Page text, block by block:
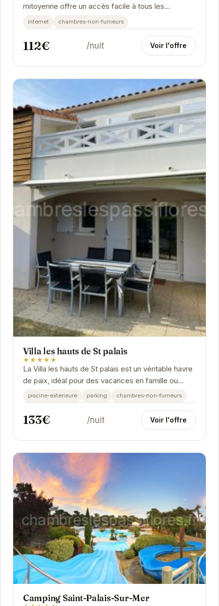
mitoyenne offre un accès facile à tous les
commerces et restaurants. La plage est également
à...
internet chambres-non-fumeurs
112€ /nuit Voir l'offre
Villa les hauts de St palais
★★★★★
La Villa les hauts de St palais est un véritable havre
de paix, idéal pour des vacances en famille ou
entre amis. Son emplacement privilégié à...
piscine-exterieure parking chambres-non-fumeurs
133€ /nuit Voir l'offre
Camping Saint-Palais-Sur-Mer